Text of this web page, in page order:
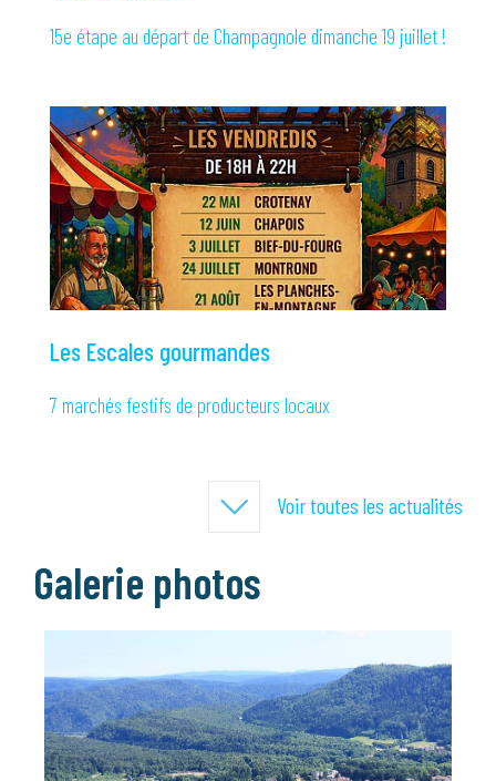
15e étape au départ de Champagnole dimanche 19 juillet !
Les Escales gourmandes
7 marchés festifs de producteurs locaux
Voir toutes les actualités
Galerie photos